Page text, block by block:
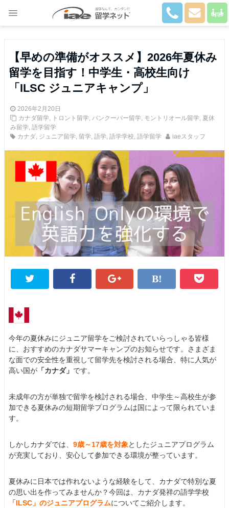
【早めの準備がオススメ】2026年夏休み
留学を目指す！中学生・高校生向け
「ILSC ジュニアキャンプ」
2026年2月20日
カナダ留学, トロント留学, バンクーバー留学, モントリオール留学, 夏休
み留学, 語学留学
カナダ, ジュニア留学, 留学, 語学, 語学学校, 語学留学 iaeスタッフ
今年の夏休みにジュニア留学をご検討されていらっしゃる皆様
に、おすすめのカナダサマーキャンプのお知らせです。さまざま
な面での安全性を重視して留学先を検討される場合、特に人気が
高い国が 「カナダ」 です。
未成年の方が単独で留学を検討される場合、中学生～高校生が参
加できる夏休みの短期留学プログラムは国によって限られていま
す。
しかしカナダでは、 9歳～17歳を対象としたジュニアプログラム
が充実しており、安心して参加できる環境が整っています。
夏休みに日本では作れないような経験をして、カナダで特別な夏
の思い出を作ってみませんか？今回は、カナダ発祥の語学学校
「ILSC」のジュニアプログラムについてご紹介します。